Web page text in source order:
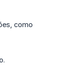
como